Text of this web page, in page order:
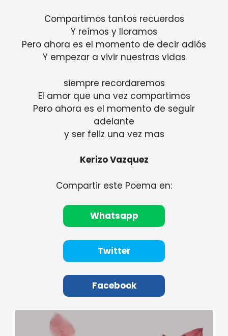
Compartimos tantos recuerdos
Y reímos y lloramos
Pero ahora es el momento de decir adiós
Y empezar a vivir nuestras vidas
siempre recordaremos
El amor que una vez compartimos
Pero ahora es el momento de seguir
adelante
y ser feliz una vez mas
Kerizo Vazquez
Compartir este Poema en:
Whatsapp
Twitter
Facebook